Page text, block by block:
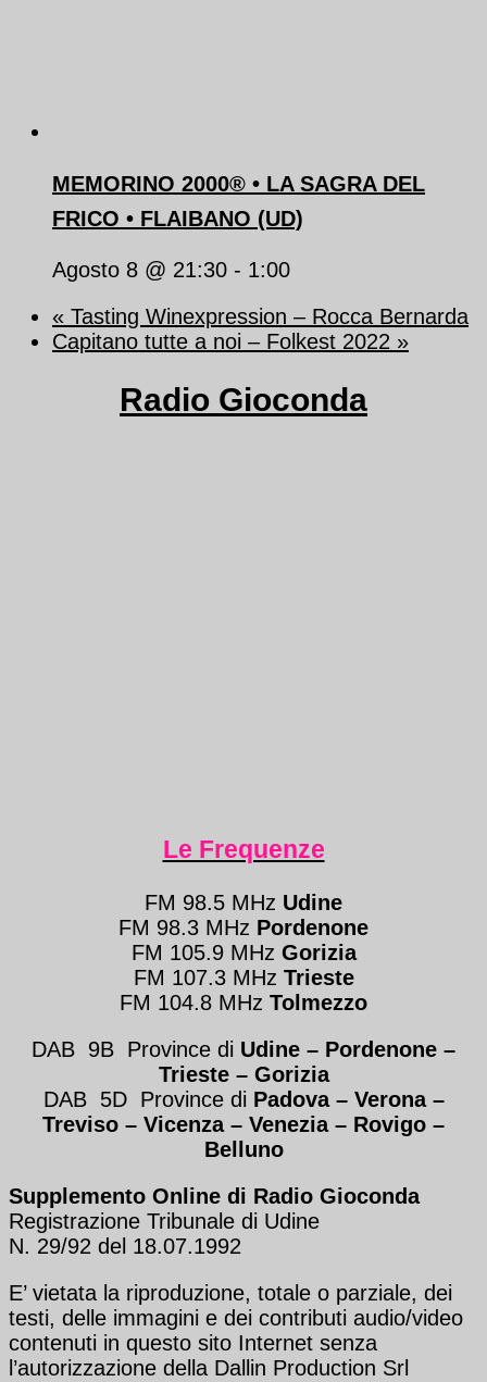
MEMORINO 2000® • LA SAGRA DEL
FRICO • FLAIBANO (UD)
Agosto 8 @ 21:30 - 1:00
« Tasting Winexpression – Rocca Bernarda
Capitano tutte a noi – Folkest 2022 »
Radio Gioconda
Le Frequenze
FM 98.5 MHz Udine
FM 98.3 MHz Pordenone
FM 105.9 MHz Gorizia
FM 107.3 MHz Trieste
FM 104.8 MHz Tolmezzo
DAB 9B Province di Udine – Pordenone –
Trieste – Gorizia
DAB 5D Province di Padova – Verona –
Treviso – Vicenza – Venezia – Rovigo –
Belluno
Supplemento Online di Radio Gioconda
Registrazione Tribunale di Udine
N. 29/92 del 18.07.1992
E’ vietata la riproduzione, totale o parziale, dei
testi, delle immagini e dei contributi audio/video
contenuti in questo sito Internet senza
l’autorizzazione della Dallin Production Srl